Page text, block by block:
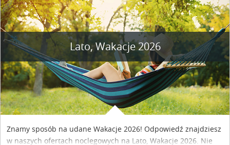
Lato, Wakacje 2026
Znamy sposób na udane Wakacje 2026! Odpowiedź znajdziesz
w naszych ofertach noclegowych na Lato, Wakacje 2026. Nie